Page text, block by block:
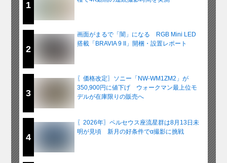
1
2
画面がまるで「闇」になる RGB Mini LED
搭載「BRAVIA 9 II」開梱・設置レポート
3
〖価格改定〗ソニー「NW-WM1ZM2」が
350,900円に値下げ ウォークマン最上位モ
デルが在庫限りの販売へ
4
〖2026年〗ペルセウス座流星群は8月13日未
明が見頃 新月の好条件でα撮影に挑戦